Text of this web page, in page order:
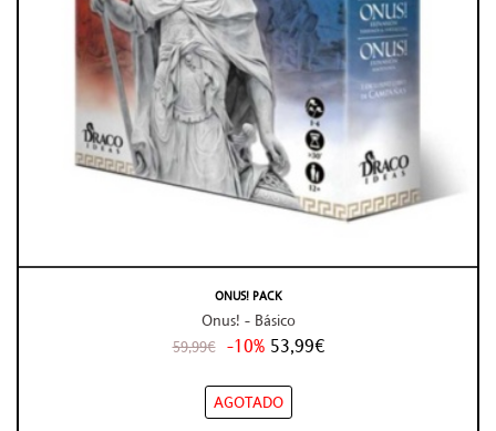
ONUS! PACK
Onus! - Básico
59,99€ -10% 53,99€
AGOTADO